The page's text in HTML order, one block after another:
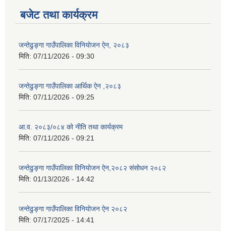
बजेट तथा कार्यक्रम
जन्तेढुङ्गा गाउँपालिका विनियोजन ऐन, २०८३
मिति: 07/11/2026 - 09:30
जन्तेढुङ्गा गाउँपालिका आर्थिक ऐन ,२०८३
मिति: 07/11/2026 - 09:25
आ.व. २०८३/०८४ को नीति तथा कार्यक्रम
मिति: 07/11/2026 - 09:21
जन्तेढुङ्गा गाउँपालिका विनियोजन ऐन,२०८२ संसोधन २०८२
मिति: 01/13/2026 - 14:42
जन्तेढुङ्गा गाउँपालिका विनियोजन ऐन २०८२
मिति: 07/17/2025 - 14:41